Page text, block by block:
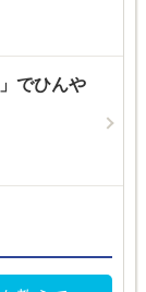
でひんや